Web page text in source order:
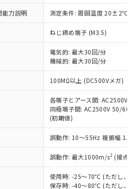
能力説明 測定条件: 周囲温度 20±2℃、
ねじ締め端子 (M3.5)
電気的: 最大30回/分
機械的: 最大30回/分
100MΩ以上 (DC500Vメガ)
各端子とアース間: AC2500V
同極端子間: AC2500V 50/
(初期値)
誤動作: 10～55Hz 複振幅
誤動作: 最大1000m/s2 (接点
使用時: -25～70℃ (ただし、氷
保存時: -40～80℃ (ただし、氷
読みいただき、同意のうえ
スは、当社制御機器事業取扱
社在庫状況および標準価格
機器事業取扱商品の中には、
スの対象外となる商品もある
了承ください。
および標準価格照会結果は、
いる更新日時点での社内デー
き作成されるものであり、閲
時点での実際の在庫および標
は異なる場合があることをご
期状況および標準価格はお客
EU RoHS指令（10物質）の
の商品で、対応品を出す予
EU RoHS指令（10物質）の
況を調査中または確認中の
センス料など無形物で、有
係のない商品です。
有品と判明した場合などや
ることがあります。
1000ppm以下、ポリ臭化ビフェニル
以下、ポリ臭化ジフェニルエーテル類
下、フタル酸ビス(2-エチルヘキシ
1000ppm以下、フタル酸ブチ
表
質材料含有率が中国RoHSの
ることを示します。
質材料含有率が中国RoHSの
いることを示します。
です。当社販売部門へお問
の基準値 (GB/T26572)：
Hg(水銀) : 1000ppm、 Cd(カドミウ
: 1000ppm、 PBBs(ポリ臭化ビフェ
PBDEs(ポリ臭化ジフェニルエーテ
これら貴社製品のうち、外国
び外国貿易法に定める商品
制貨物等」という）を輸出
外への提供する場合は、日本
輸出許可(または役務取引許
するなどの必要な手続きを
制貨物を破棄する場合は、完
数以上の在庫あり